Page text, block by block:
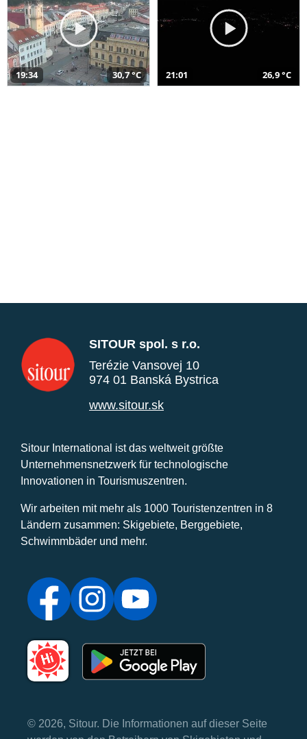
19:34 30,7 °C 21:01 26,9 °C
SITOUR spol. s r.o.
Terézie Vansovej 10
974 01 Banská Bystrica
www.sitour.sk
Sitour International ist das weltweit größte
Unternehmensnetzwerk für technologische
Innovationen in Tourismuszentren.
Wir arbeiten mit mehr als 1000 Touristenzentren in 8
Ländern zusammen: Skigebiete, Berggebiete,
Schwimmbäder und mehr.
© 2026, Sitour. Die Informationen auf dieser Seite